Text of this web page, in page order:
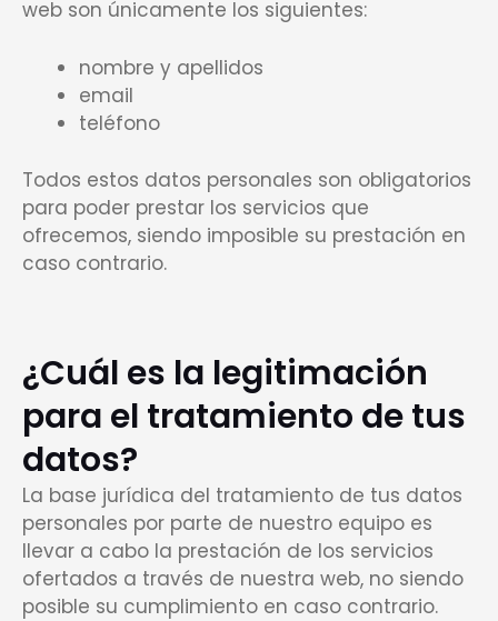
web son únicamente los siguientes:
nombre y apellidos
email
teléfono
Todos estos datos personales son obligatorios
para poder prestar los servicios que
ofrecemos, siendo imposible su prestación en
caso contrario.
¿Cuál es la legitimación
para el tratamiento de tus
datos?
La base jurídica del tratamiento de tus datos
personales por parte de nuestro equipo es
llevar a cabo la prestación de los servicios
ofertados a través de nuestra web, no siendo
posible su cumplimiento en caso contrario.